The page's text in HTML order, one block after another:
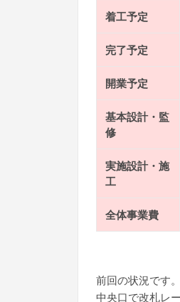
着工予定
完了予定
開業予定
基本設計・監
修
実施設計・施
工
全体事業費
前回の状況です。
中央口で改札レ